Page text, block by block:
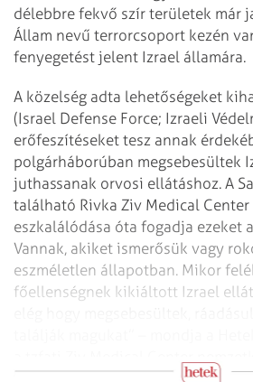
délebbre fekvő szír területek már
Állam nevű terrorcsoport kezén
fenyegetést jelent Izrael államára.
A közelség adta lehetőségeket
(Israel Defense Force; Izraeli
erőfeszítéseket tesz annak
polgárháborúban megsebesültek
juthassanak orvosi ellátáshoz. A
található Rivka Ziv Medical Center
eszkalálódása óta fogadja ezeket
Vannak, akiket ismerősük vagy
eszméletlen állapotban. Mikor
főellenségnek kikiáltott Izrael